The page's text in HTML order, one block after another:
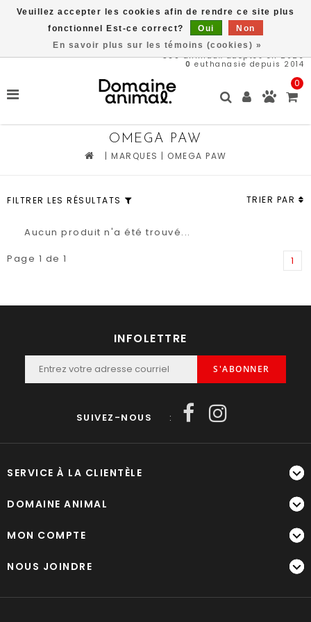
569animaux adoptés en 2026
0 euthanasie depuis 2014
0
OMEGA PAW
| MARQUES | OMEGA PAW
FILTRER LES RÉSULTATS TRIER PAR
Aucun produit n'a été trouvé...
Page 1 de 1
1
INFOLETTRE
S'ABONNER
SUIVEZ-NOUS :
SERVICE À LA CLIENTÈLE
DOMAINE ANIMAL
MON COMPTE
NOUS JOINDRE
Veuillez accepter les cookies afin de rendre ce site plus
fonctionnel Est-ce correct?
Oui
Non
En savoir plus sur les témoins (cookies) »
Livraison gratuite à partir de 89$*